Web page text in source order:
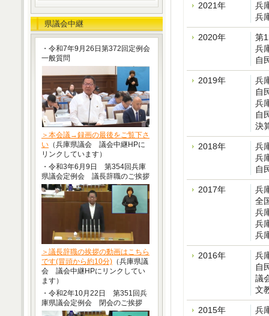
2021年
兵
兵
2020年
第
兵
自
2019年
兵
自
兵
自
決
2018年
兵
兵
自
2017年
兵
全
兵
兵
兵
2016年
兵
自
議
文
2015年
兵
県議会中継
・令和7年9月26日第372回定例会
一般質問
＞本会議→録画の最後をご覧下さ
い （兵庫県議会 議会中継HPに
リンクしています）
・令和3年6月9日 第354回兵庫
県議会定例会 議長辞職のご挨拶
＞議長辞職の挨拶の動画はこちら
です(冒頭から約10分) （兵庫県議
会 議会中継HPにリンクしてい
ます）
・令和2年10月22日 第351回兵
庫県議会定例会 閉会のご挨拶